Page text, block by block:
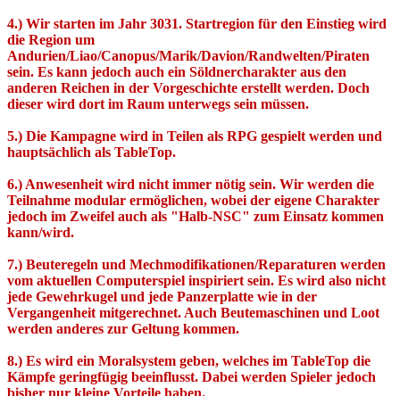
4.) Wir starten im Jahr 3031. Startregion für den Einstieg wird
die Region um
Andurien/Liao/Canopus/Marik/Davion/Randwelten/Piraten
sein. Es kann jedoch auch ein Söldnercharakter aus den
anderen Reichen in der Vorgeschichte erstellt werden. Doch
dieser wird dort im Raum unterwegs sein müssen.
5.) Die Kampagne wird in Teilen als RPG gespielt werden und
hauptsächlich als TableTop.
6.) Anwesenheit wird nicht immer nötig sein. Wir werden die
Teilnahme modular ermöglichen, wobei der eigene Charakter
jedoch im Zweifel auch als "Halb-NSC" zum Einsatz kommen
kann/wird.
7.) Beuteregeln und Mechmodifikationen/Reparaturen werden
vom aktuellen Computerspiel inspiriert sein. Es wird also nicht
jede Gewehrkugel und jede Panzerplatte wie in der
Vergangenheit mitgerechnet. Auch Beutemaschinen und Loot
werden anderes zur Geltung kommen.
8.) Es wird ein Moralsystem geben, welches im TableTop die
Kämpfe geringfügig beeinflusst. Dabei werden Spieler jedoch
bisher nur kleine Vorteile haben.